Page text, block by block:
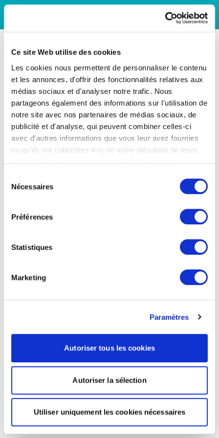
Ce site Web utilise des cookies
Les cookies nous permettent de personnaliser le contenu
et les annonces, d'offrir des fonctionnalités relatives aux
médias sociaux et d'analyser notre trafic. Nous
partageons également des informations sur l'utilisation de
notre site avec nos partenaires de médias sociaux, de
publicité et d'analyse, qui peuvent combiner celles-ci
avec d'autres informations que vous leur avez fournies
ou qu'ils ont collectées lors de votre utilisation de leurs
Nécessaires
Préférences
Statistiques
Marketing
Paramètres
Autoriser tous les cookies
Autoriser la sélection
Utiliser uniquement les cookies nécessaires